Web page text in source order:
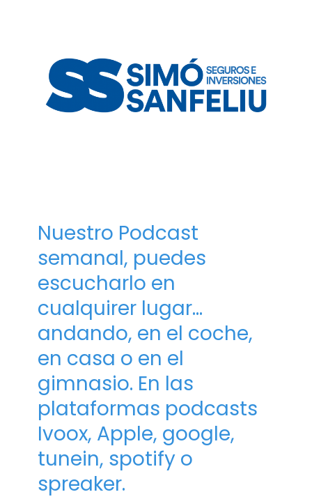
Nuestro Podcast
semanal, puedes
escucharlo en
cualquirer lugar…
andando, en el coche,
en casa o en el
gimnasio. En las
plataformas podcasts
Ivoox, Apple, google,
tunein, spotify o
spreaker.